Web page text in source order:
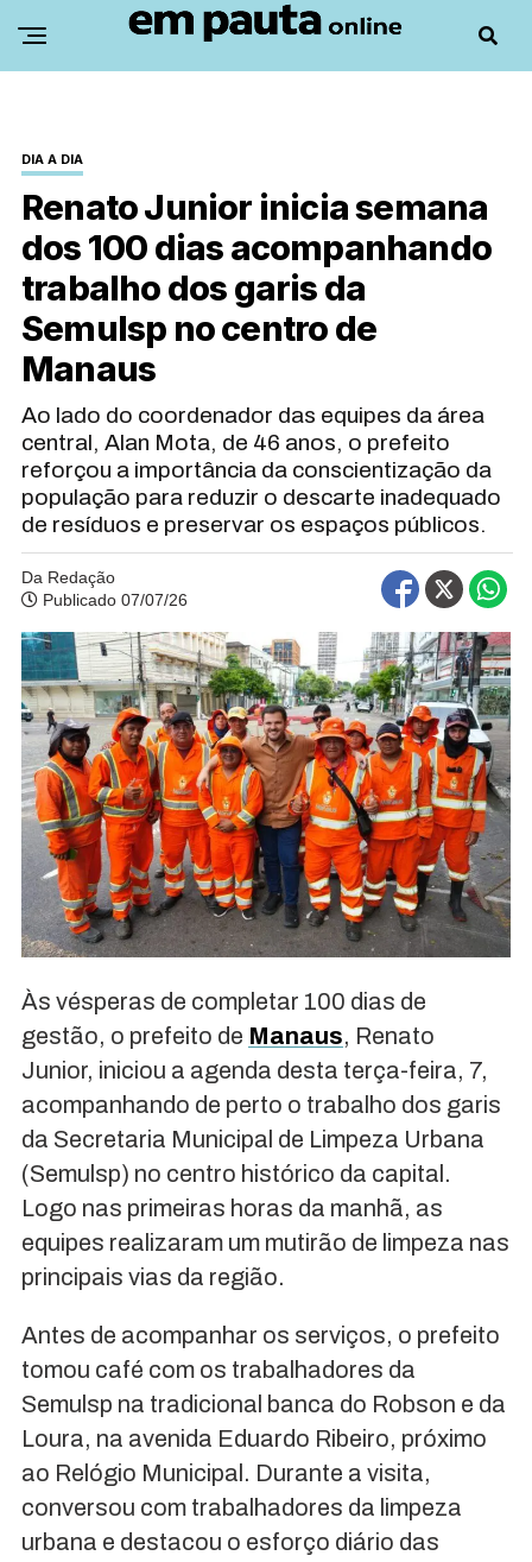
DIA A DIA
Renato Junior inicia semana
dos 100 dias acompanhando
trabalho dos garis da
Semulsp no centro de
Manaus
Ao lado do coordenador das equipes da área
central, Alan Mota, de 46 anos, o prefeito
reforçou a importância da conscientização da
população para reduzir o descarte inadequado
de resíduos e preservar os espaços públicos.
Da Redação
Publicado 07/07/26
Às vésperas de completar 100 dias de
gestão, o prefeito de Manaus, Renato
Junior, iniciou a agenda desta terça-feira, 7,
acompanhando de perto o trabalho dos garis
da Secretaria Municipal de Limpeza Urbana
(Semulsp) no centro histórico da capital.
Logo nas primeiras horas da manhã, as
equipes realizaram um mutirão de limpeza nas
principais vias da região.
Antes de acompanhar os serviços, o prefeito
tomou café com os trabalhadores da
Semulsp na tradicional banca do Robson e da
Loura, na avenida Eduardo Ribeiro, próximo
ao Relógio Municipal. Durante a visita,
conversou com trabalhadores da limpeza
urbana e destacou o esforço diário das